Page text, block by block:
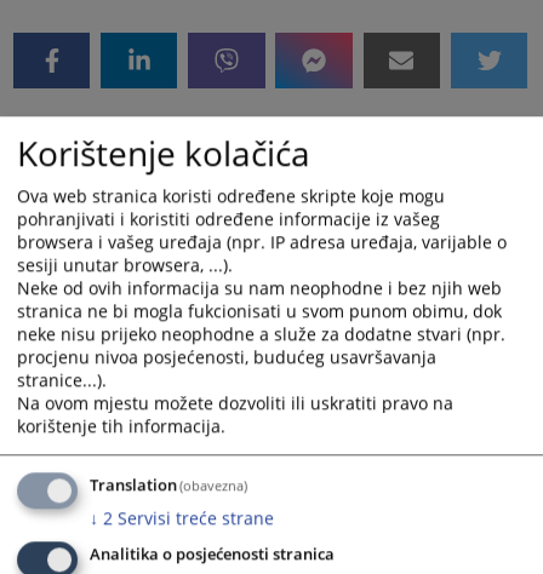
Korištenje kolačića
Ova web stranica koristi određene skripte koje mogu
pohranjivati i koristiti određene informacije iz vašeg
browsera i vašeg uređaja (npr. IP adresa uređaja, varijable o
sesiji unutar browsera, ...).
Neke od ovih informacija su nam neophodne i bez njih web
stranica ne bi mogla fukcionisati u svom punom obimu, dok
neke nisu prijeko neophodne a služe za dodatne stvari (npr.
procjenu nivoa posjećenosti, budućeg usavršavanja
stranice...).
Na ovom mjestu možete dozvoliti ili uskratiti pravo na
korištenje tih informacija.
Translation(obavezna)
↓ 2 Servisi treće strane
Analitika o posjećenosti stranica